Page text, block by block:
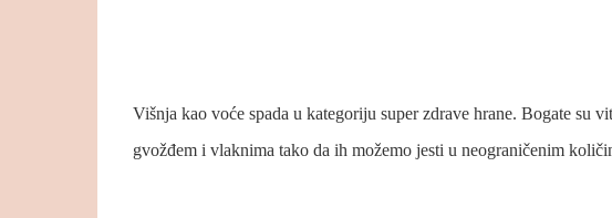
Višnja kao voće spada u kategoriju super zdrave hrane. Bogate su
gvožđem i vlaknima tako da ih možemo jesti u neograničenim